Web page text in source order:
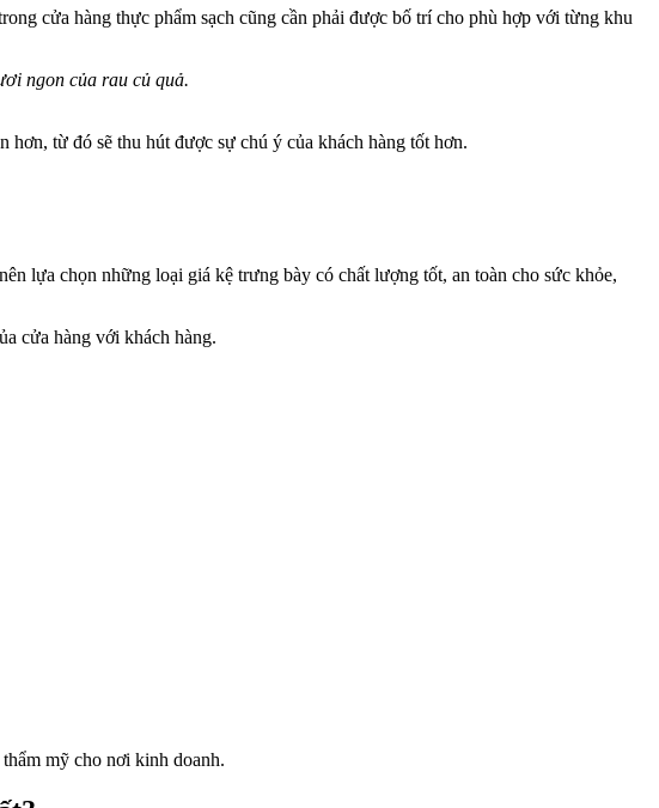
cửa hàng thực phẩm sạch cũng cần phải được bố trí cho phù hợp với từng khu
ngon của rau củ quả.
từ đó sẽ thu hút được sự chú ý của khách hàng tốt hơn.
lựa chọn những loại giá kệ trưng bày có chất lượng tốt, an toàn cho sức khỏe,
cửa hàng với khách hàng.
mỹ cho nơi kinh doanh.